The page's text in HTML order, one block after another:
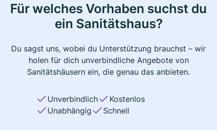
Für welches Vorhaben suchst du
ein Sanitätshaus?
Du sagst uns, wobei du Unterstützung brauchst – wir
holen für dich unverbindliche Angebote von
Sanitätshäusern ein, die genau das anbieten.
Unverbindlich
Kostenlos
Unabhängig
Schnell